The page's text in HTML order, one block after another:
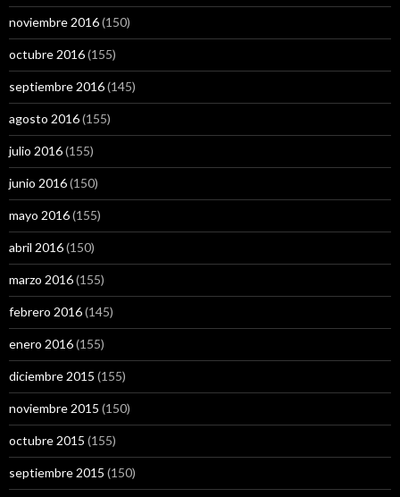
noviembre 2016(150)
octubre 2016(155)
septiembre 2016(145)
agosto 2016(155)
julio 2016(155)
junio 2016(150)
mayo 2016(155)
abril 2016(150)
marzo 2016(155)
febrero 2016(145)
enero 2016(155)
diciembre 2015 (155)
noviembre 2015 (150)
octubre 2015 (155)
septiembre 2015 (150)